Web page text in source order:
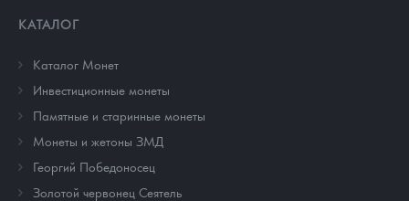
КАТАЛОГ
Каталог Монет
Инвестиционные монеты
Памятные и старинные монеты
Монеты и жетоны ЗМД
Георгий Победоносец
Золотой червонец Сеятель